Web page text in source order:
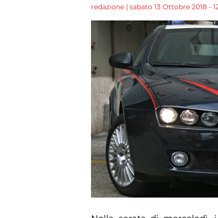
redazione | sabato 13 Ottobre 2018 -